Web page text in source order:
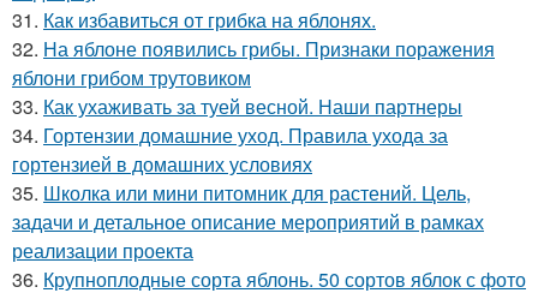
31. Как избавиться от грибка на яблонях.
32. На яблоне появились грибы. Признаки поражения
яблони грибом трутовиком
33. Как ухаживать за туей весной. Наши партнеры
34. Гортензии домашние уход. Правила ухода за
гортензией в домашних условиях
35. Школка или мини питомник для растений. Цель,
задачи и детальное описание мероприятий в рамках
реализации проекта
36. Крупноплодные сорта яблонь. 50 сортов яблок с фото